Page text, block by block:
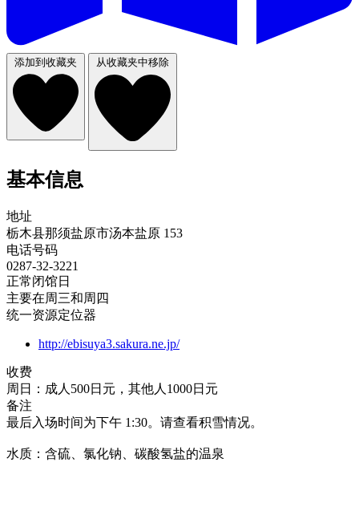
添加到收藏夹 从收藏夹中移除
基本信息
地址
栃木县那须盐原市汤本盐原 153
电话号码
0287-32-3221
正常闭馆日
主要在周三和周四
统一资源定位器
http://ebisuya3.sakura.ne.jp/
收费
周日：成人500日元，其他人1000日元
备注
最后入场时间为下午 1:30。请查看积雪情况。
水质：含硫、氯化钠、碳酸氢盐的温泉